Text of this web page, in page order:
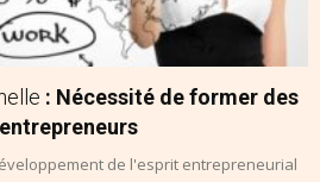
: Nécessité de former des
de l'esprit entrepreneurial